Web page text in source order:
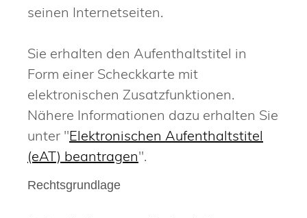
seinen Internetseiten.
Sie erhalten den Aufenthaltstitel in
Form einer Scheckkarte mit
elektronischen Zusatzfunktionen.
Nähere Informationen dazu erhalten Sie
unter "Elektronischen Aufenthaltstitel
(eAT) beantragen".
Rechtsgrundlage